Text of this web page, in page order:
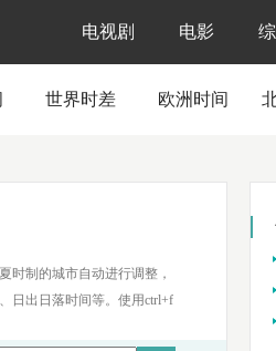
电影
电视剧
世界时差 欧洲时间
时制的城市自动进行调整，
日出日落时间等。使用ctrl+f